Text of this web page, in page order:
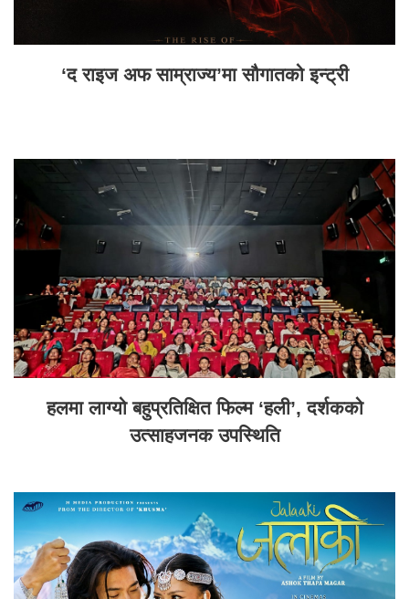
‘द राइज अफ साम्राज्य’मा सौगातको इन्ट्री
हलमा लाग्यो बहुप्रतिक्षित फिल्म ‘हली’, दर्शकको
उत्साहजनक उपस्थिति